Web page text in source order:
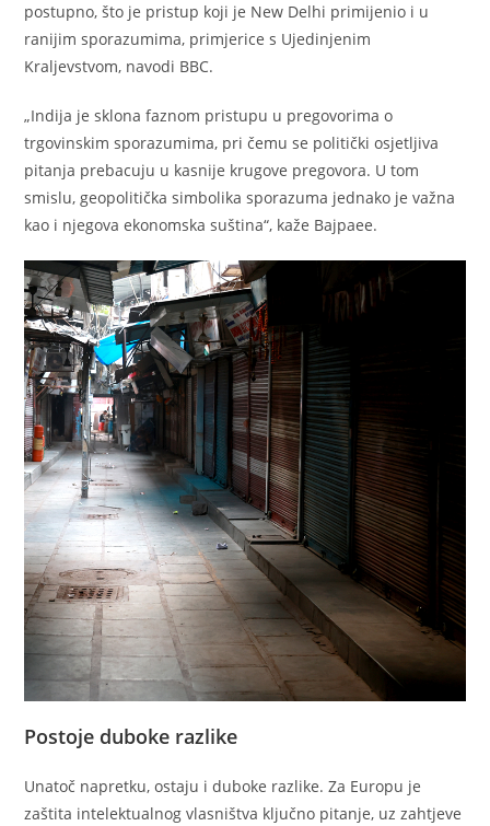
postupno, što je pristup koji je New Delhi primijenio i u
ranijim sporazumima, primjerice s Ujedinjenim
Kraljevstvom, navodi BBC.
„Indija je sklona faznom pristupu u pregovorima o
trgovinskim sporazumima, pri čemu se politički osjetljiva
pitanja prebacuju u kasnije krugove pregovora. U tom
smislu, geopolitička simbolika sporazuma jednako je važna
kao i njegova ekonomska suština“, kaže Bajpaee.
Postoje duboke razlike
Unatoč napretku, ostaju i duboke razlike. Za Europu je
zaštita intelektualnog vlasništva ključno pitanje, uz zahtjeve